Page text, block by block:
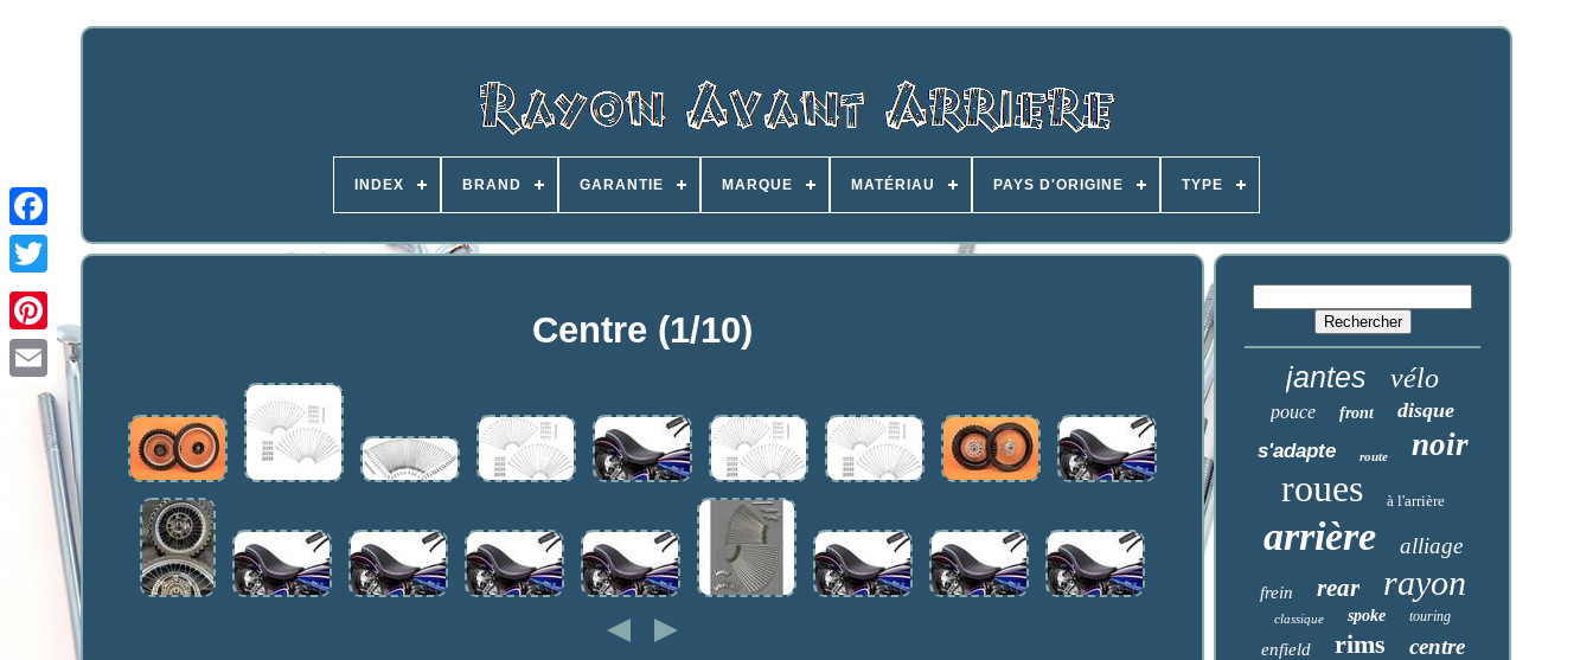
INDEX BRAND GARANTIE MARQUE MATÉRIAU PAYS D'ORIGINE TYPE
Centre (1/10)
jantes vélo
pouce front disque
s'adapte route noir
roues à l'arrière
arrière alliage
frein rear rayon
classique spoke touring
enfield rims centre